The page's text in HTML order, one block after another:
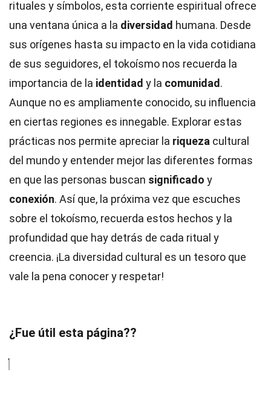
rituales y símbolos, esta corriente espiritual ofrece
una ventana única a la diversidad humana. Desde
sus orígenes hasta su impacto en la vida cotidiana
de sus seguidores, el tokoísmo nos recuerda la
importancia de la identidad y la comunidad .
Aunque no es ampliamente conocido, su influencia
en ciertas regiones es innegable. Explorar estas
prácticas nos permite apreciar la riqueza cultural
del mundo y entender mejor las diferentes formas
en que las personas buscan significado y
conexión. Así que, la próxima vez que escuches
sobre el tokoísmo, recuerda estos hechos y la
profundidad que hay detrás de cada ritual y
creencia. ¡La diversidad cultural es un tesoro que
vale la pena conocer y respetar!
¿Fue útil esta página??